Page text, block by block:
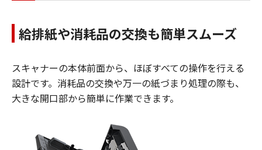
給排紙や消耗品の交換も簡単スムーズ
スキャナーの本体前面から、ほぼすべての操作を行える
設計です。消耗品の交換や万一の紙づまり処理の際も、
大きな開口部から簡単に作業できます。